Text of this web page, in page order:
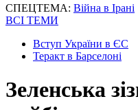
СПЕЦТЕМА: Війна в Ірані
ВСІ ТЕМИ
Вступ України в ЄС
Теракт в Барселоні
Зеленська